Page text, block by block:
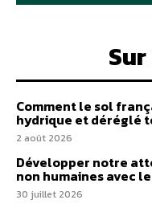
Comment le sol
hydrique et déréglé
2 août 2026
Développer notre
non humaines avec
30 juillet 2026